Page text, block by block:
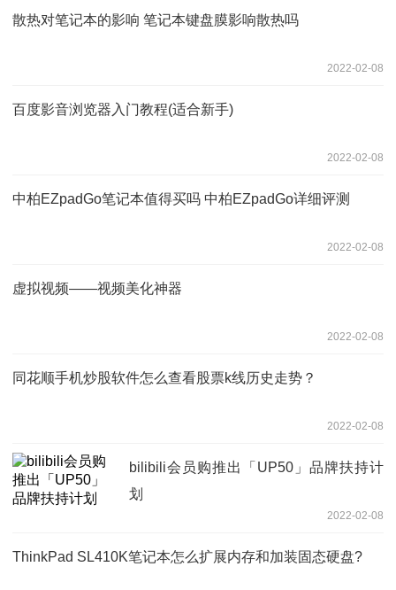
散热对笔记本的影响 笔记本键盘膜影响散热吗
2022-02-08
百度影音浏览器入门教程(适合新手)
2022-02-08
中柏EZpadGo笔记本值得买吗 中柏EZpadGo详细评测
2022-02-08
虚拟视频——视频美化神器
2022-02-08
同花顺手机炒股软件怎么查看股票k线历史走势？
2022-02-08
bilibili会员购推出「UP50」品牌扶持计
划
2022-02-08
ThinkPad SL410K笔记本怎么扩展内存和加装固态硬盘?